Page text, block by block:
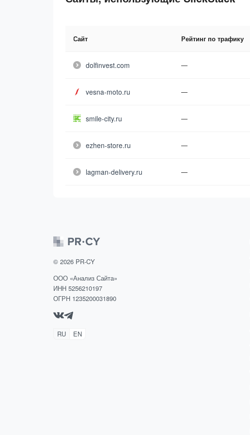
Сайт Рейтинг по трафику
dolfinvest.com —
vesna-moto.ru —
smile-city.ru —
ezhen-store.ru —
lagman-delivery.ru —
© 2026 PR-CY
ООО «Анализ Сайта»
ИНН 5256210197
ОГРН 1235200031890
RU EN